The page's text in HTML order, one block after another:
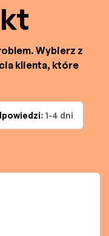
Wybierz z
klienta, które
: 1-4 dni